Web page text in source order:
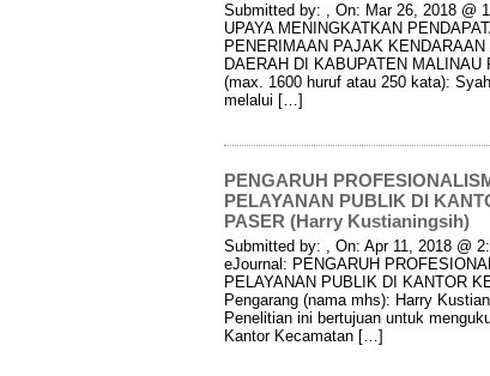
Submitted by: , On: Mar 26, 2018 @
UPAYA MENINGKATKAN
PENERIMAAN PAJAK
DAERAH DI KABUPATEN
(max. 1600 huruf atau 250 kata):
melalui […]
PENGARUH
PELAYANAN PUBLIK DI
PASER (Harry Kustianingsih)
Submitted by: , On: Apr 11, 2018 @
eJournal: PENGARUH
PELAYANAN PUBLIK DI KANTOR
Pengarang (nama mhs): Harry
Penelitian ini bertujuan untuk
Kantor Kecamatan […]